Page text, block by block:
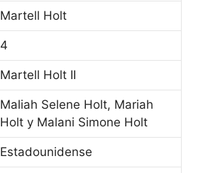
Martell Holt
4
Martell Holt II
Maliah Selene Holt, Mariah
Holt y Malani Simone Holt
Estadounidense